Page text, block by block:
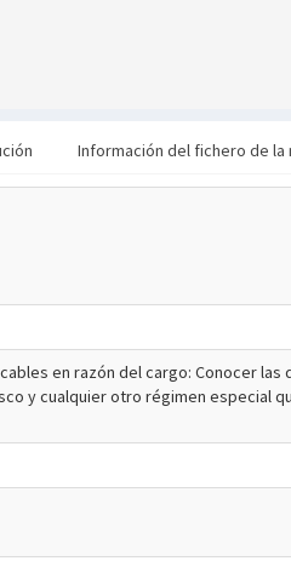
Información del fichero de la
en razón del cargo: Conocer
y cualquier otro régimen especial